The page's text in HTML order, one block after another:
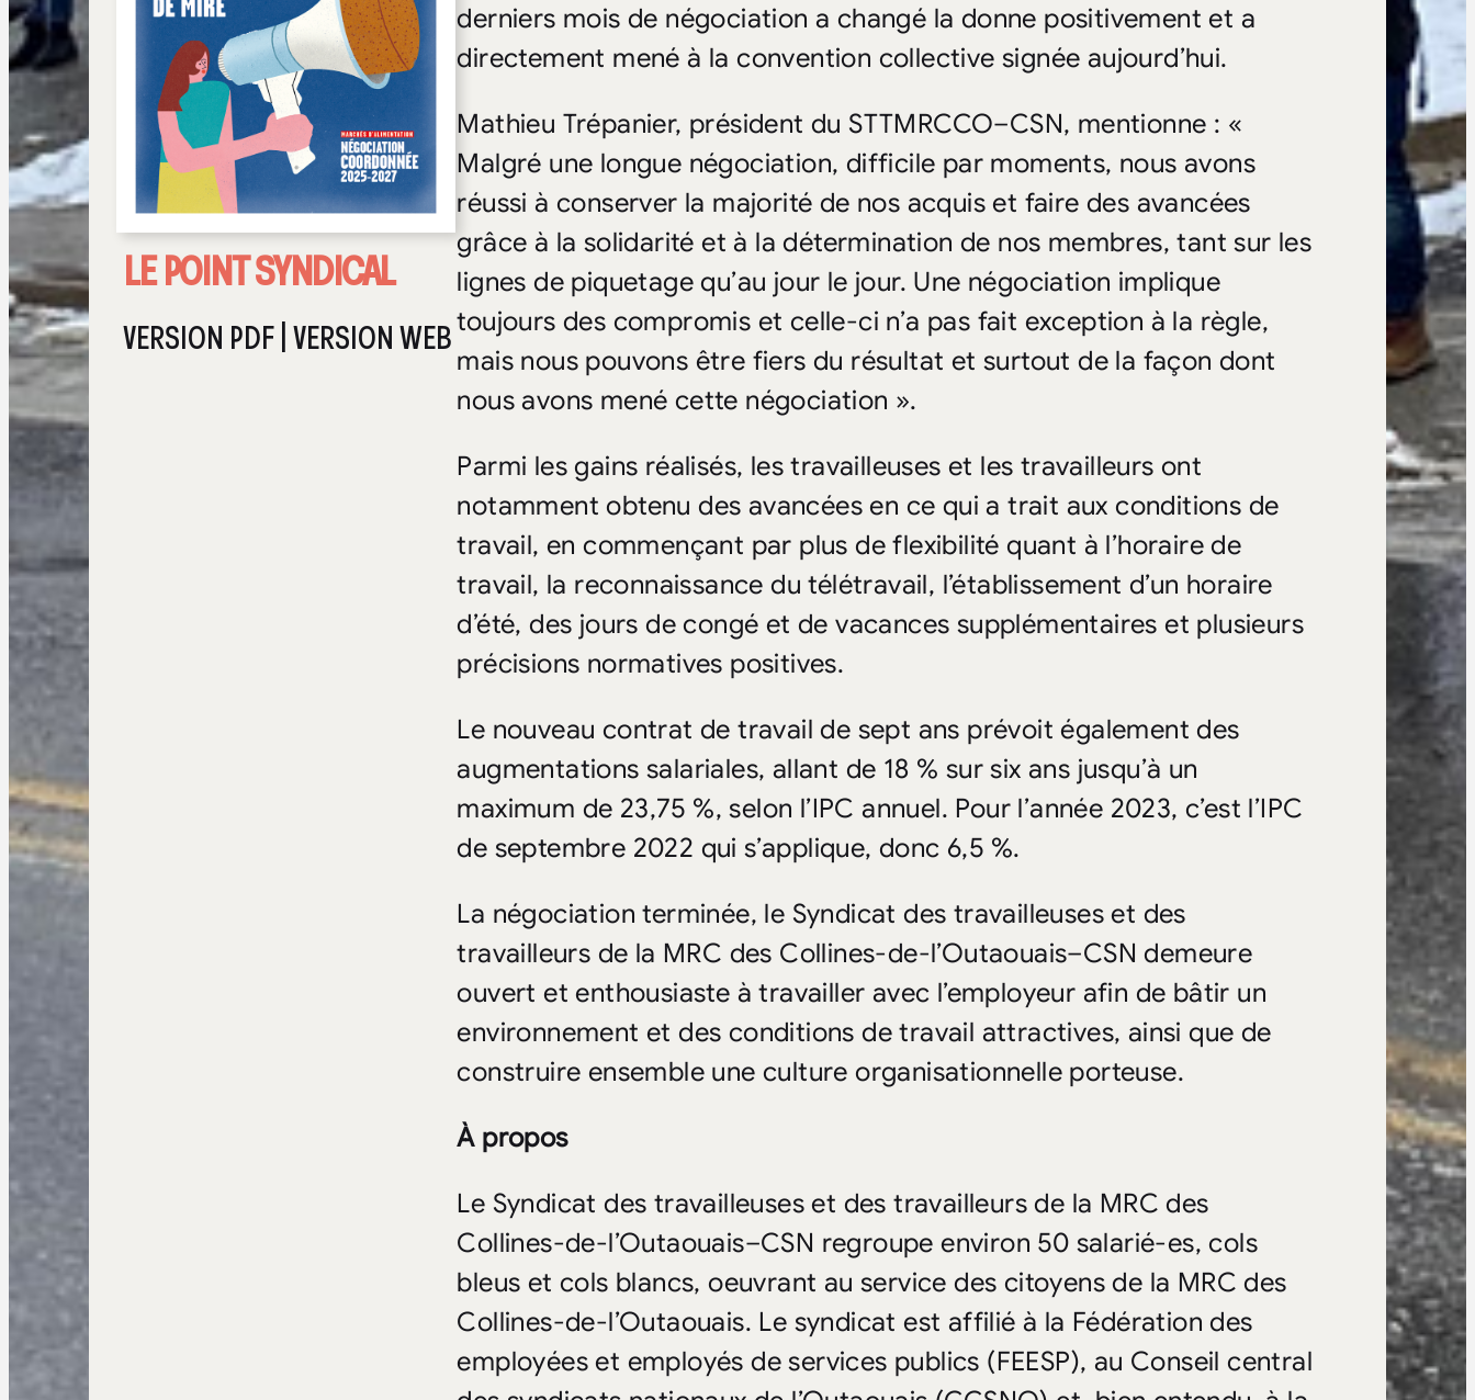
LE POINT SYNDICAL
VERSION PDF|VERSION WEB
derniers mois de négociation a changé la donne positivement et a
directement mené à la convention collective signée aujourd’hui.
Mathieu Trépanier, président du STTMRCCO–CSN, mentionne : «
Malgré une longue négociation, difficile par moments, nous avons
réussi à conserver la majorité de nos acquis et faire des avancées
grâce à la solidarité et à la détermination de nos membres, tant sur les
lignes de piquetage qu’au jour le jour. Une négociation implique
toujours des compromis et celle-ci n’a pas fait exception à la règle,
mais nous pouvons être fiers du résultat et surtout de la façon dont
nous avons mené cette négociation ».
Parmi les gains réalisés, les travailleuses et les travailleurs ont
notamment obtenu des avancées en ce qui a trait aux conditions de
travail, en commençant par plus de flexibilité quant à l’horaire de
travail, la reconnaissance du télétravail, l’établissement d’un horaire
d’été, des jours de congé et de vacances supplémentaires et plusieurs
précisions normatives positives.
Le nouveau contrat de travail de sept ans prévoit également des
augmentations salariales, allant de 18 % sur six ans jusqu’à un
maximum de 23,75 %, selon l’IPC annuel. Pour l’année 2023, c’est l’IPC
de septembre 2022 qui s’applique, donc 6,5 %.
La négociation terminée, le Syndicat des travailleuses et des
travailleurs de la MRC des Collines-de-l’Outaouais–CSN demeure
ouvert et enthousiaste à travailler avec l’employeur afin de bâtir un
environnement et des conditions de travail attractives, ainsi que de
construire ensemble une culture organisationnelle porteuse.
À propos
Le Syndicat des travailleuses et des travailleurs de la MRC des
Collines-de-l’Outaouais–CSN regroupe environ 50 salarié-es, cols
bleus et cols blancs, oeuvrant au service des citoyens de la MRC des
Collines-de-l’Outaouais. Le syndicat est affilié à la Fédération des
employées et employés de services publics (FEESP), au Conseil central